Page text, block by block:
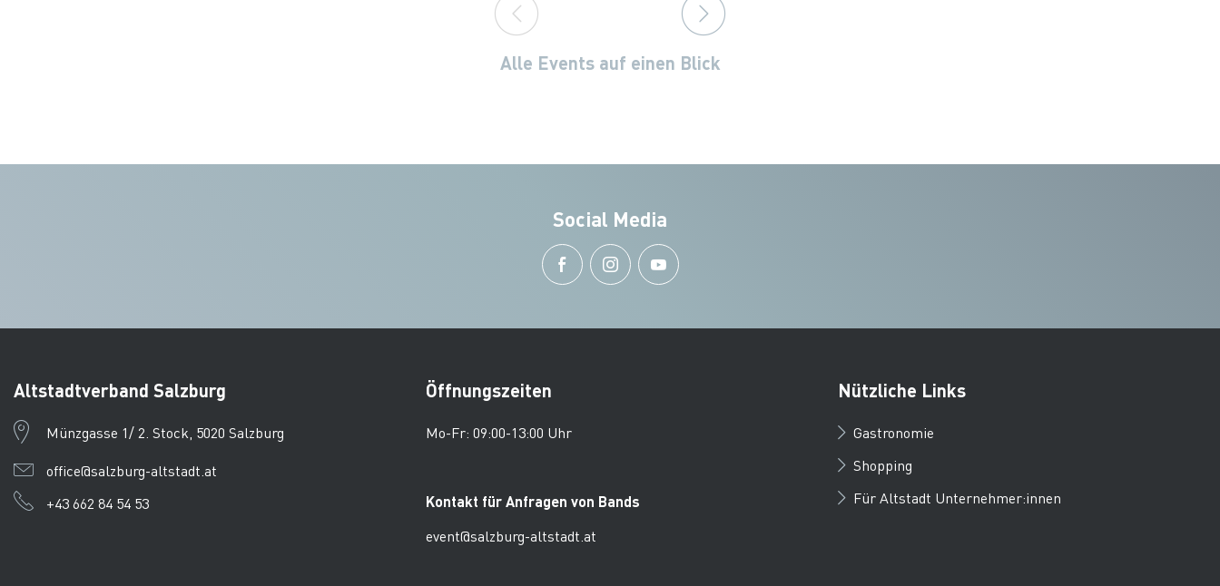
Alle Events auf einen Blick
Social Media
Altstadtverband Salzburg
Münzgasse 1/ 2. Stock, 5020 Salzburg
office@salzburg-altstadt.at
+43 662 84 54 53
Öffnungszeiten
Mo-Fr: 09:00-13:00 Uhr
Kontakt für Anfragen von Bands
event@salzburg-altstadt.at
Nützliche Links
Gastronomie
Shopping
Für Altstadt Unternehmer:innen